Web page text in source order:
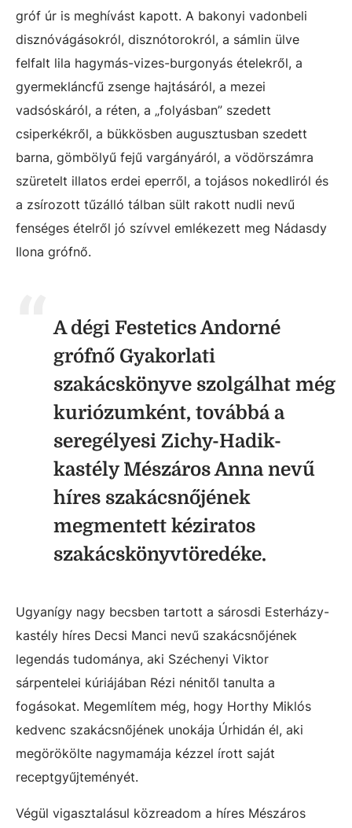
gróf úr is meghívást kapott. A bakonyi vadonbeli
disznóvágásokról, disznótorokról, a sámlin ülve
felfalt lila hagymás-vizes-burgonyás ételekről, a
gyermekláncfű zsenge hajtásáról, a mezei
vadsóskáról, a réten, a „folyásban” szedett
csiperkékről, a bükkösben augusztusban szedett
barna, gömbölyű fejű vargányáról, a vödörszámra
szüretelt illatos erdei eperről, a tojásos nokedliról és
a zsírozott tűzálló tálban sült rakott nudli nevű
fenséges ételről jó szívvel emlékezett meg Nádasdy
Ilona grófnő.
A dégi Festetics Andorné
grófnő Gyakorlati
szakácskönyve szolgálhat még
kuriózumként, továbbá a
seregélyesi Zichy-Hadik-
kastély Mészáros Anna nevű
híres szakácsnőjének
megmentett kéziratos
szakácskönyvtöredéke.
Ugyanígy nagy becsben tartott a sárosdi Esterházy-
kastély híres Decsi Manci nevű szakácsnőjének
legendás tudománya, aki Széchenyi Viktor
sárpentelei kúriájában Rézi nénitől tanulta a
fogásokat. Megemlítem még, hogy Horthy Miklós
kedvenc szakácsnőjének unokája Úrhidán él, aki
megörökölte nagymamája kézzel írott saját
receptgyűjteményét.
Végül vigasztalásul közreadom a híres Mészáros